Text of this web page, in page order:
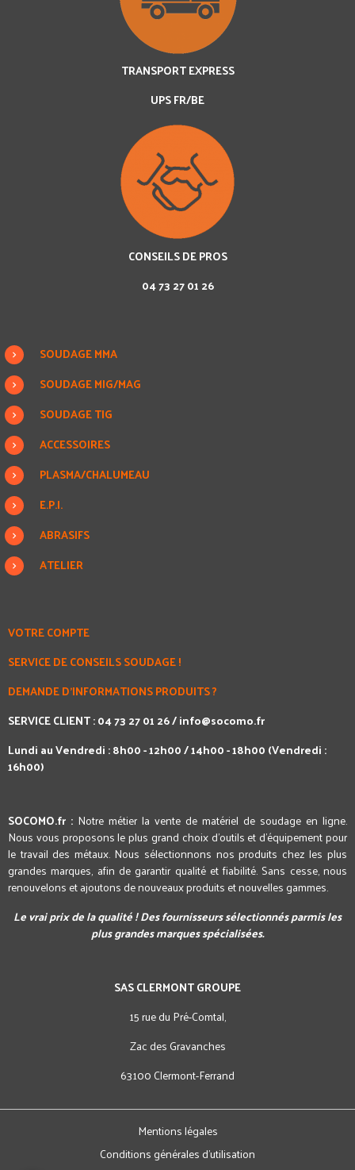
TRANSPORT EXPRESS
UPS FR/BE
CONSEILS DE PROS
04 73 27 01 26
SOUDAGE MMA
SOUDAGE MIG/MAG
SOUDAGE TIG
ACCESSOIRES
PLASMA/CHALUMEAU
E.P.I.
ABRASIFS
ATELIER
VOTRE COMPTE
SERVICE DE CONSEILS SOUDAGE !
DEMANDE D'INFORMATIONS PRODUITS ?
SERVICE CLIENT : 04 73 27 01 26 /info@socomo.fr
Lundi au Vendredi : 8h00 - 12h00 / 14h00 - 18h00 (Vendredi :
16h00)
SOCOMO.fr : Notre métier la vente de matériel de soudage en ligne.
Nous vous proposons le plus grand choix d'outils et d'équipement pour
le travail des métaux. Nous sélectionnons nos produits chez les plus
grandes marques, afin de garantir qualité et fiabilité. Sans cesse, nous
renouvelons et ajoutons de nouveaux produits et nouvelles gammes.
Le vrai prix de la qualité ! Des fournisseurs sélectionnés parmis les
plus grandes marques spécialisées.
SAS CLERMONT GROUPE
15 rue du Pré-Comtal,
Zac des Gravanches
63100 Clermont-Ferrand
Mentions légales
Conditions générales d'utilisation